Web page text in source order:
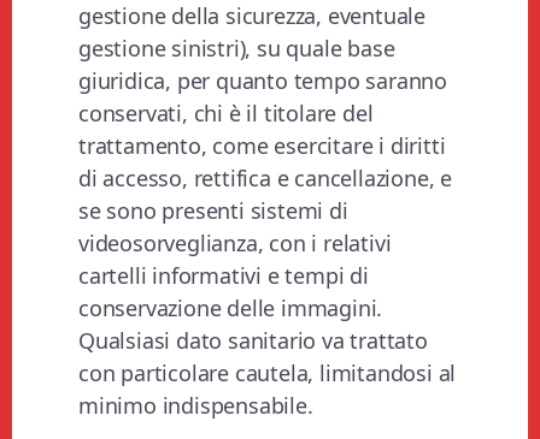
gestione della sicurezza, eventuale
gestione sinistri), su quale base
giuridica, per quanto tempo saranno
conservati, chi è il titolare del
trattamento, come esercitare i diritti
di accesso, rettifica e cancellazione, e
se sono presenti sistemi di
videosorveglianza, con i relativi
cartelli informativi e tempi di
conservazione delle immagini.
Qualsiasi dato sanitario va trattato
con particolare cautela, limitandosi al
minimo indispensabile.